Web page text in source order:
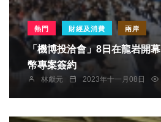
熱門 財經及消費 兩岸
「機博投洽會」8日在龍岩開幕 完成246億元人民
幣專案簽約
林獻元 2023年十一月08日